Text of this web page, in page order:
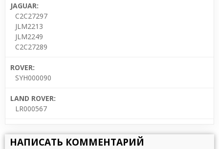
JAGUAR:
C2C27297
JLM2213
JLM2249
C2C27289
ROVER:
SYH000090
LAND ROVER:
LR000567
НАПИСАТЬ КОММЕНТАРИЙ